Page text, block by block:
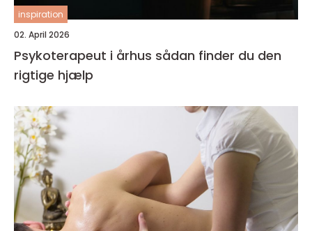
inspiration
02. April 2026
Psykoterapeut i århus sådan finder du den
rigtige hjælp